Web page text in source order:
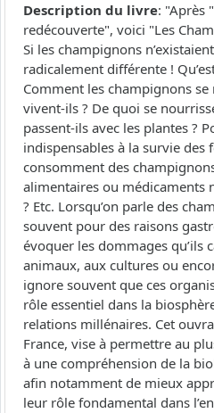
Description du livre: "Après
redécouverte", voici "Les
Si les champignons
radicalement différente !
Comment les champignons
vivent-ils ? De quoi se
passent-ils avec les plantes ?
indispensables à la survie des
consomment des
alimentaires ou médicaments
? Etc. Lorsqu’on parle des
souvent pour des raisons
évoquer les dommages qu’ils
animaux, aux cultures ou
ignore souvent que ces
rôle essentiel dans la
relations millénaires. Cet
France, vise à permettre au
à une compréhension de la
afin notamment de mieux
leur rôle fondamental dans